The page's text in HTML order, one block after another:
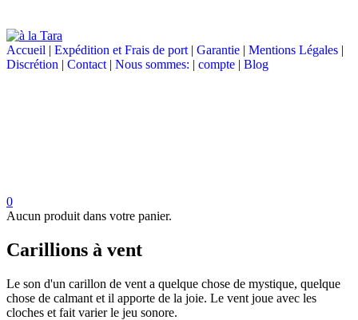
Accueil | Expédition et Frais de port | Garantie | Mentions Légales |
Discrétion | Contact | Nous sommes: | compte | Blog
0
Aucun produit dans votre panier.
Carillions à vent
Le son d'un carillon de vent a quelque chose de mystique, quelque
chose de calmant et il apporte de la joie. Le vent joue avec les
cloches et fait varier le jeu sonore.